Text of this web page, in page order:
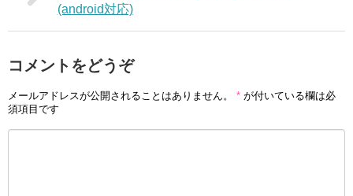
(android対応)
コメントをどうぞ
メールアドレスが公開されることはありません。 * が付いている欄は必
須項目です